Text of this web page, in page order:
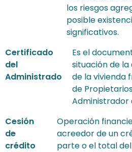
los riesgos
posible
significativos.
Certificado
del
Administrado
Es el
situación de
de la vivienda
de
Administrador
Cesión
de
crédito
Operación
acreedor de un
parte o el total